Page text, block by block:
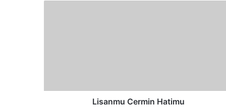
e
Lisanmu Cermin Hatimu